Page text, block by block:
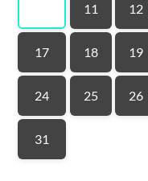
11 12
17 18 19
24 25 26
31